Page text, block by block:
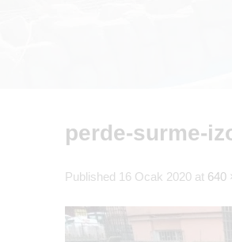
perde-surme-
Published 16 Ocak 2020 at 640